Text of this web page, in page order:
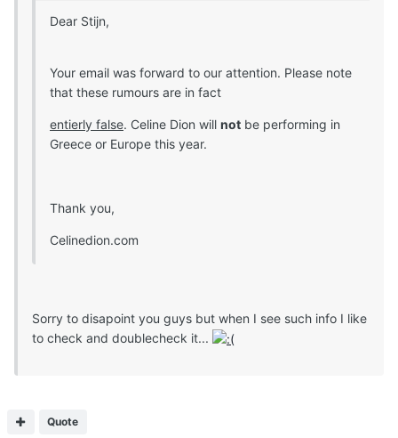
Dear Stijn,
Your email was forward to our attention. Please note
that these rumours are in fact
entierly false. Celine Dion will not be performing in
Greece or Europe this year.
Thank you,
Celinedion.com
Sorry to disapoint you guys but when I see such info I like
to check and doublecheck it...
Quote